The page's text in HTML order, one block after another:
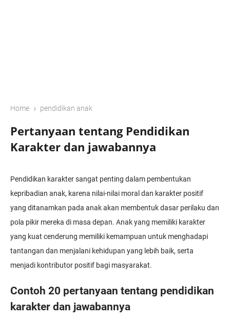
Home › pendidikan anak
Pertanyaan tentang Pendidikan
Karakter dan jawabannya
Pendidikan karakter sangat penting dalam pembentukan
kepribadian anak, karena nilai-nilai moral dan karakter positif
yang ditanamkan pada anak akan membentuk dasar perilaku dan
pola pikir mereka di masa depan. Anak yang memiliki karakter
yang kuat cenderung memiliki kemampuan untuk menghadapi
tantangan dan menjalani kehidupan yang lebih baik, serta
menjadi kontributor positif bagi masyarakat.
Contoh 20 pertanyaan tentang pendidikan
karakter ​dan jawabannya